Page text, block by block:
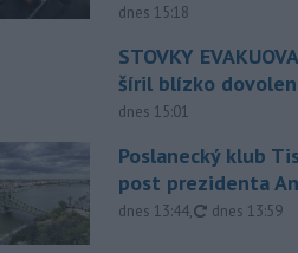
dnes 15:18
STOVKY
šíril blízko
dnes 15:01
Poslanecký klub
post prezidenta
dnes 13:44, aktualizované
dnes 13:59